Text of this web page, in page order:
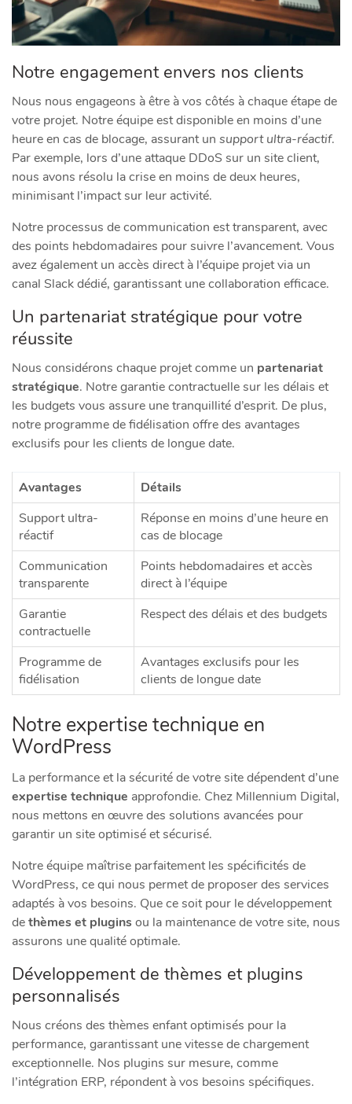
Notre engagement envers nos clients
Nous nous engageons à être à vos côtés à chaque étape de
votre projet. Notre équipe est disponible en moins d’une
heure en cas de blocage, assurant un support ultra-réactif.
Par exemple, lors d’une attaque DDoS sur un site client,
nous avons résolu la crise en moins de deux heures,
minimisant l’impact sur leur activité.
Notre processus de communication est transparent, avec
des points hebdomadaires pour suivre l’avancement. Vous
avez également un accès direct à l’équipe projet via un
canal Slack dédié, garantissant une collaboration efficace.
Un partenariat stratégique pour votre
réussite
Nous considérons chaque projet comme un partenariat
stratégique. Notre garantie contractuelle sur les délais et
les budgets vous assure une tranquillité d’esprit. De plus,
notre programme de fidélisation offre des avantages
exclusifs pour les clients de longue date.
Avantages
Détails
Support ultra-
réactif
Réponse en moins d’une heure en
cas de blocage
Communication
transparente
Points hebdomadaires et accès
direct à l’équipe
Garantie
contractuelle
Respect des délais et des budgets
Programme de
fidélisation
Avantages exclusifs pour les
clients de longue date
Notre expertise technique en
WordPress
La performance et la sécurité de votre site dépendent d’une
expertise technique approfondie. Chez Millennium Digital,
nous mettons en œuvre des solutions avancées pour
garantir un site optimisé et sécurisé.
Notre équipe maîtrise parfaitement les spécificités de
WordPress, ce qui nous permet de proposer des services
adaptés à vos besoins. Que ce soit pour le développement
dethèmes et pluginsou la maintenance de votre site, nous
assurons une qualité optimale.
Développement de thèmes et plugins
personnalisés
Nous créons des thèmes enfant optimisés pour la
performance, garantissant une vitesse de chargement
exceptionnelle. Nos plugins sur mesure, comme
l’intégration ERP, répondent à vos besoins spécifiques.